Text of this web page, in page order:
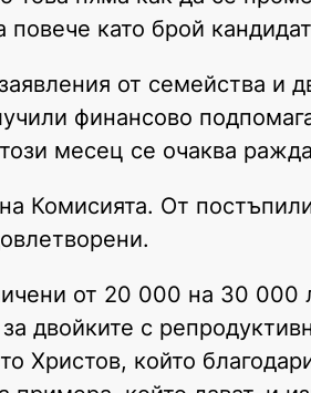
повече като брой
от семейства и
финансово
месец се очаква
Комисията. От
от 20 000 на 30
двойките с
Христов, който